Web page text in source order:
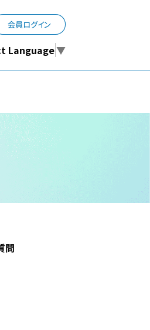
会員ログイン
Language▼
問